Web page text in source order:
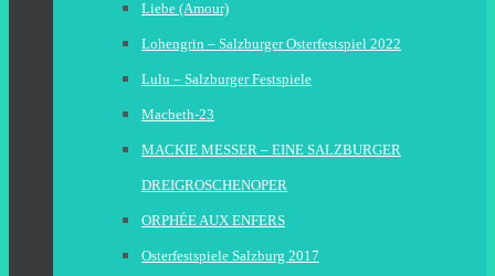
Liebe (Amour)
Lohengrin – Salzburger Osterfestspiel 2022
Lulu – Salzburger Festspiele
Macbeth-23
MACKIE MESSER – EINE SALZBURGER
DREIGROSCHENOPER
ORPHÉE AUX ENFERS
Osterfestspiele Salzburg 2017